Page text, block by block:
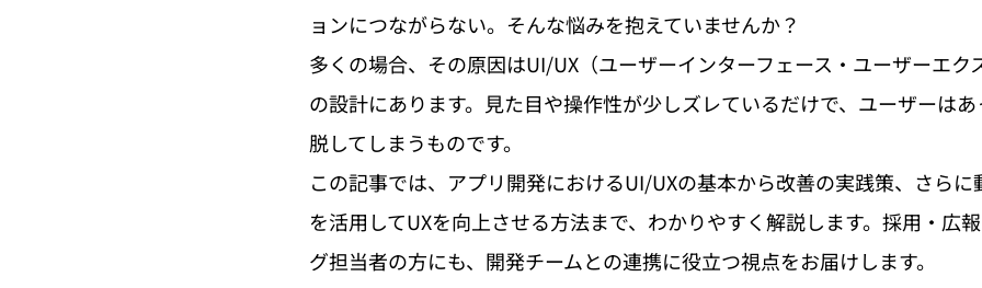
ョンにつながらない。そんな悩みを抱えていませんか？
多くの場合、その原因はUI/UX（ユーザーインターフェース・ユーザーエク
の設計にあります。見た目や操作性が少しズレているだけで、ユーザーは
脱してしまうものです。
この記事では、アプリ開発におけるUI/UXの基本から改善の実践策、さらに
を活用してUXを向上させる方法まで、わかりやすく解説します。採用・広
グ担当者の方にも、開発チームとの連携に役立つ視点をお届けします。